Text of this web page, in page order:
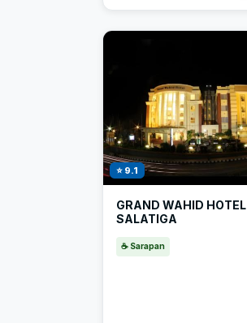
⭐ 9.1
GRAND WAHID HOTEL
SALATIGA
☕ Sarapan